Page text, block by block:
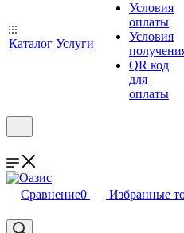
Каталог Услуги
Условия
оплаты
Условия
QR код
для
оплаты
Сравнение0 Избранные